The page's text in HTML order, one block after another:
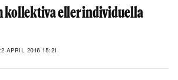
kollektiva eller individuella
APRIL 2016 15:21